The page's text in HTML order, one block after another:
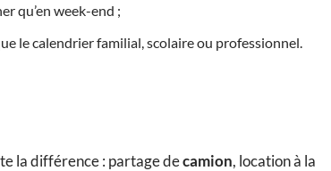
qu’en week-end ;
le calendrier familial, scolaire ou professionnel.
la différence : partage decamion, location à la